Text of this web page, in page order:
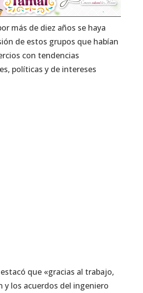
más de diez años se haya
de estos grupos que habían
con tendencias
políticas y de intereses
que «gracias al trabajo,
y los acuerdos del ingeniero